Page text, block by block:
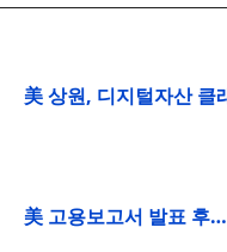
美 상원, 디지털자산 클
美 고용보고서 발표 후